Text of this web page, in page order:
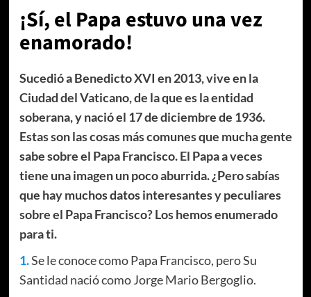
¡Sí, el Papa estuvo una vez
enamorado!
Sucedió a Benedicto XVI en 2013, vive en la
Ciudad del Vaticano, de la que es la entidad
soberana, y nació el 17 de diciembre de 1936.
Estas son las cosas más comunes que mucha gente
sabe sobre el Papa Francisco. El Papa a veces
tiene una imagen un poco aburrida. ¿Pero sabías
que hay muchos datos interesantes y peculiares
sobre el Papa Francisco? Los hemos enumerado
para ti.
1.Se le conoce como Papa Francisco, pero Su
Santidad nació como Jorge Mario Bergoglio.